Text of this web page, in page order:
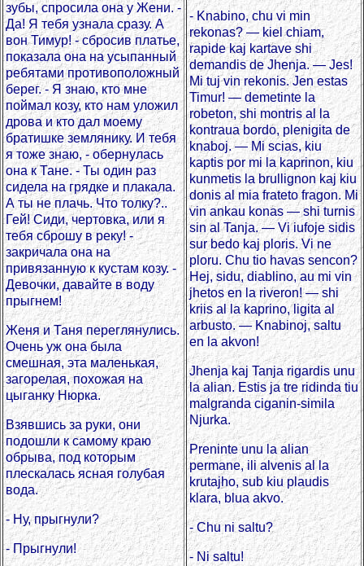
зубы, спросила она у Жени. -
Да! Я тебя узнала сразу. А
вон Тимур! - сбросив платье,
показала она на усыпанный
ребятами противоположный
берег. - Я знаю, кто мне
поймал козу, кто нам уложил
дрова и кто дал моему
братишке землянику. И тебя
я тоже знаю, - обернулась
она к Тане. - Ты один раз
сидела на грядке и плакала.
А ты не плачь. Что толку?..
Гей! Сиди, чертовка, или я
тебя сброшу в реку! -
закричала она на
привязанную к кустам козу. -
Девочки, давайте в воду
прыгнем!
Женя и Таня переглянулись.
Очень уж она была
смешная, эта маленькая,
загорелая, похожая на
цыганку Нюрка.
Взявшись за руки, они
подошли к самому краю
обрыва, под которым
плескалась ясная голубая
вода.
- Ну, прыгнули?
- Прыгнули!
- Knabino, chu vi min
rekonas? — kiel chiam,
rapide kaj kartave shi
demandis de Jhenja. — Jes!
Mi tuj vin rekonis. Jen estas
Timur! — demetinte la
robeton, shi montris al la
kontraua bordo, plenigita de
knaboj. — Mi scias, kiu
kaptis por mi la kaprinon, kiu
kunmetis la brullignon kaj kiu
donis al mia frateto fragon. Mi
vin ankau konas — shi turnis
sin al Tanja. — Vi iufoje sidis
sur bedo kaj ploris. Vi ne
ploru. Chu tio havas sencon?
Hej, sidu, diablino, au mi vin
jhetos en la riveron! — shi
kriis al la kaprino, ligita al
arbusto. — Knabinoj, saltu
en la akvon!
Jhenja kaj Tanja rigardis unu
la alian. Estis ja tre ridinda tiu
malgranda ciganin-simila
Njurka.
Preninte unu la alian
permane, ili alvenis al la
krutajho, sub kiu plaudis
klara, blua akvo.
- Chu ni saltu?
- Ni saltu!